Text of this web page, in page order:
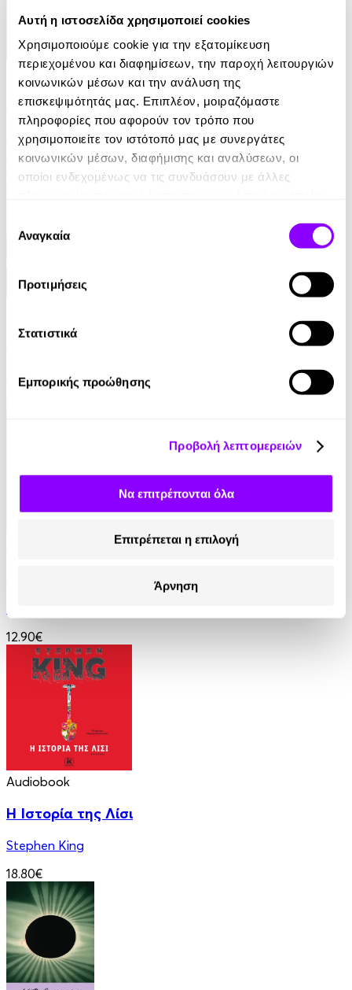
Αυτή η ιστοσελίδα χρησιμοποιεί cookies
Χρησιμοποιούμε cookie για την εξατομίκευση
περιεχομένου και διαφημίσεων, την παροχή λειτουργιών
κοινωνικών μέσων και την ανάλυση της
επισκεψιμότητάς μας. Επιπλέον, μοιραζόμαστε
πληροφορίες που αφορούν τον τρόπο που
χρησιμοποιείτε τον ιστότοπό μας με συνεργάτες
κοινωνικών μέσων, διαφήμισης και αναλύσεων, οι
οποίοι ενδεχομένως να τις συνδυάσουν με άλλες
των υπηρεσιών τους.
συγκατάθεσης
Αναγκαία
Προτιμήσεις
Στατιστικά
Εμπορικής προώθησης
Προβολή λεπτομερειών
Να επιτρέπονται όλα
Επιτρέπεται η επιλογή
Άρνηση
eBook
Δεν την είδε κανείς
Nicci French
12.99€
Μην το διαδώσεις
• 1 Credit
12.90€
Audiobook
Η Ιστορία της Λίσι
Stephen King
18.80€